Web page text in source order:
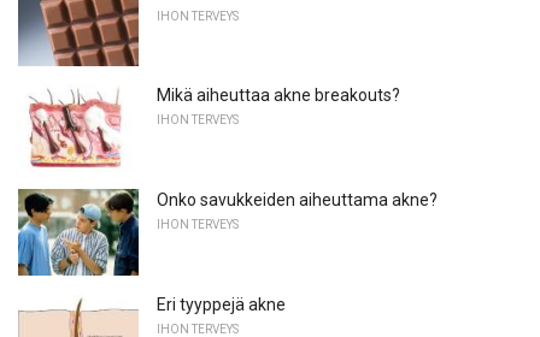
IHON TERVEYS
Mikä aiheuttaa akne breakouts?
IHON TERVEYS
Onko savukkeiden aiheuttama akne?
IHON TERVEYS
Eri tyyppejä akne
IHON TERVEYS